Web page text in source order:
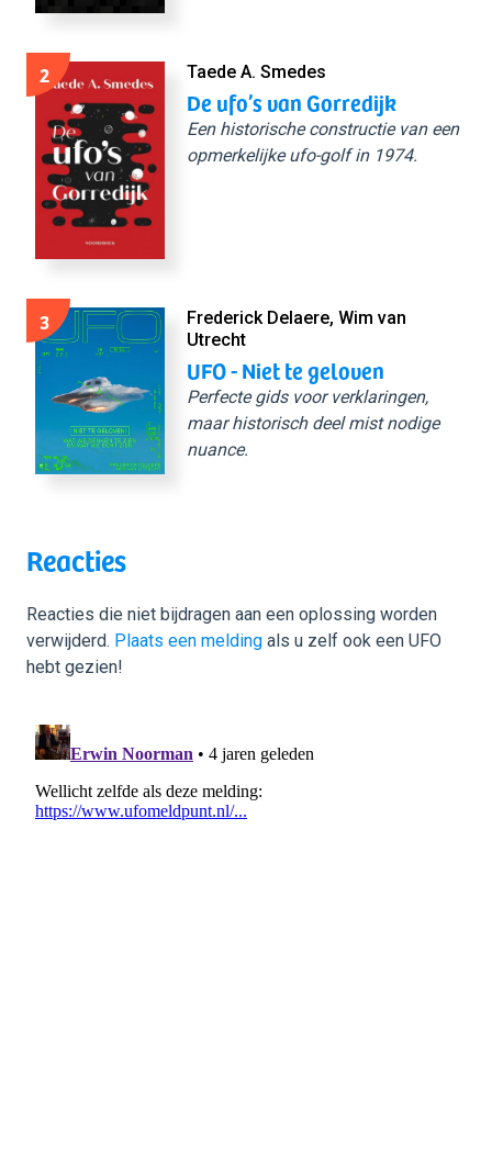
2 Taede A. Smedes
De ufo’s van Gorredijk
Een historische constructie van een
opmerkelijke ufo-golf in 1974.
3
Frederick Delaere, Wim van
Utrecht
UFO - Niet te geloven
Perfecte gids voor verklaringen,
maar historisch deel mist nodige
nuance.
Reacties
Reacties die niet bijdragen aan een oplossing worden
verwijderd. Plaats een melding als u zelf ook een UFO
hebt gezien!